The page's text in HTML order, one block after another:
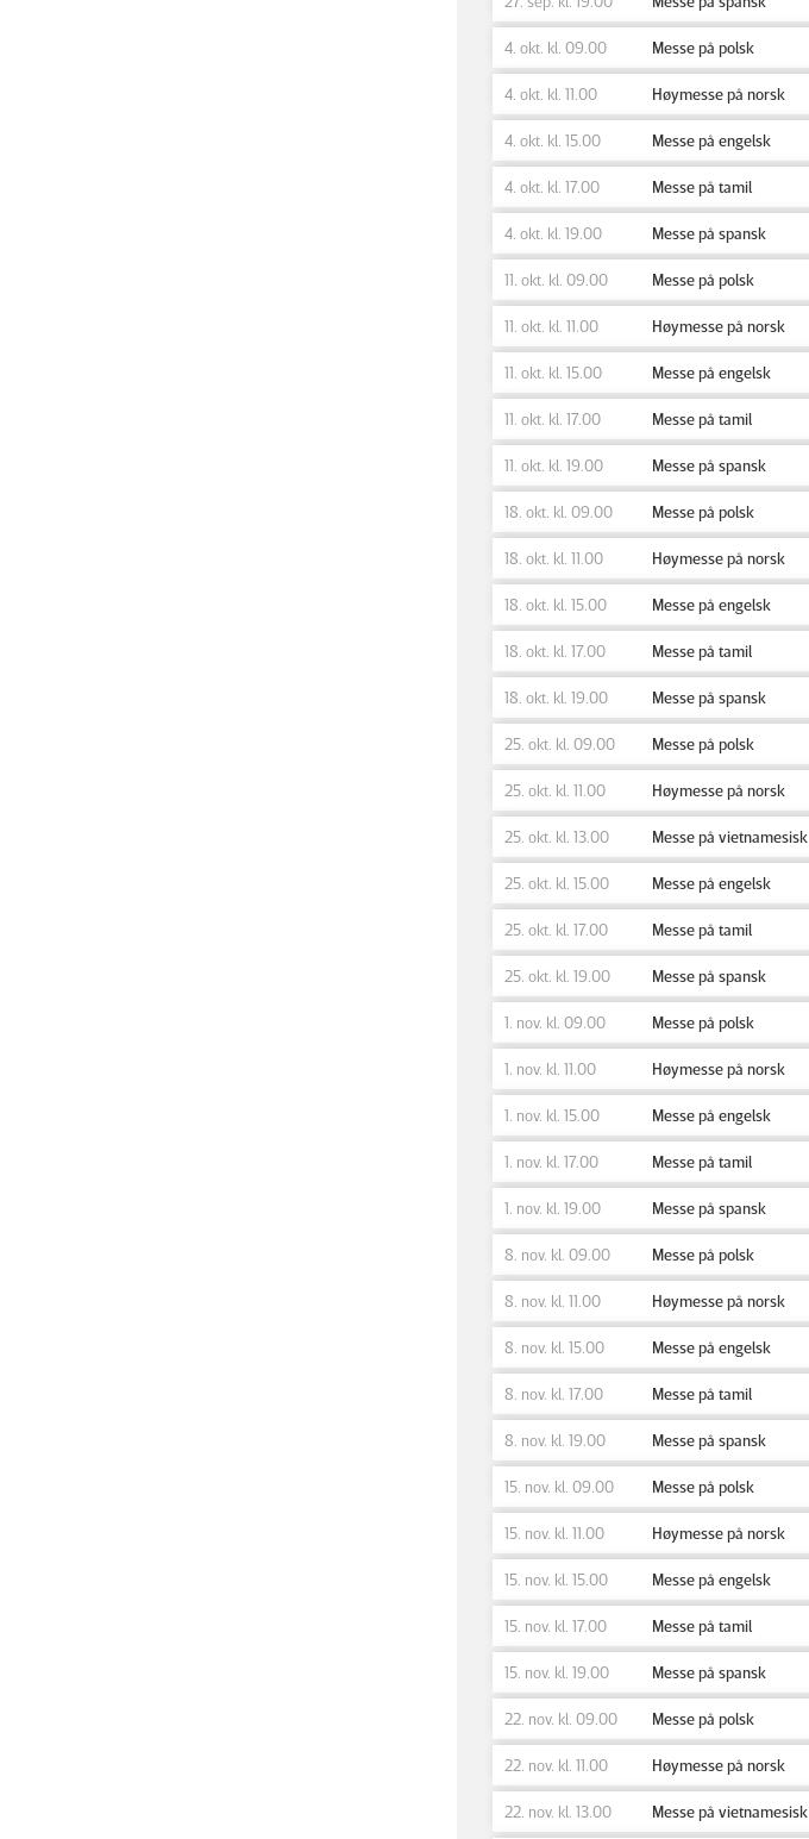
4. okt. kl. 09.00 Messe på polsk
4. okt. kl. 11.00 Høymesse på norsk
4. okt. kl. 15.00 Messe på engelsk
4. okt. kl. 17.00 Messe på tamil
4. okt. kl. 19.00 Messe på spansk
11. okt. kl. 09.00 Messe på polsk
11. okt. kl. 11.00 Høymesse på norsk
11. okt. kl. 15.00 Messe på engelsk
11. okt. kl. 17.00 Messe på tamil
11. okt. kl. 19.00 Messe på spansk
18. okt. kl. 09.00 Messe på polsk
18. okt. kl. 11.00 Høymesse på norsk
18. okt. kl. 15.00 Messe på engelsk
18. okt. kl. 17.00 Messe på tamil
18. okt. kl. 19.00 Messe på spansk
25. okt. kl. 09.00 Messe på polsk
25. okt. kl. 11.00 Høymesse på norsk
25. okt. kl. 13.00 Messe på vietnamesisk
25. okt. kl. 15.00 Messe på engelsk
25. okt. kl. 17.00 Messe på tamil
25. okt. kl. 19.00 Messe på spansk
1. nov. kl. 09.00 Messe på polsk
1. nov. kl. 11.00 Høymesse på norsk
1. nov. kl. 15.00 Messe på engelsk
1. nov. kl. 17.00 Messe på tamil
1. nov. kl. 19.00 Messe på spansk
8. nov. kl. 09.00 Messe på polsk
8. nov. kl. 11.00 Høymesse på norsk
8. nov. kl. 15.00 Messe på engelsk
8. nov. kl. 17.00 Messe på tamil
8. nov. kl. 19.00 Messe på spansk
15. nov. kl. 09.00 Messe på polsk
15. nov. kl. 11.00 Høymesse på norsk
15. nov. kl. 15.00 Messe på engelsk
15. nov. kl. 17.00 Messe på tamil
15. nov. kl. 19.00 Messe på spansk
22. nov. kl. 09.00 Messe på polsk
22. nov. kl. 11.00 Høymesse på norsk
22. nov. kl. 13.00 Messe på vietnamesisk